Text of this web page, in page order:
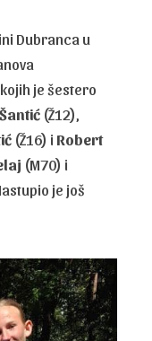
Dubranca u
je šestero
(Ž12),
(Ž16) i Robert
(M70) i
je još